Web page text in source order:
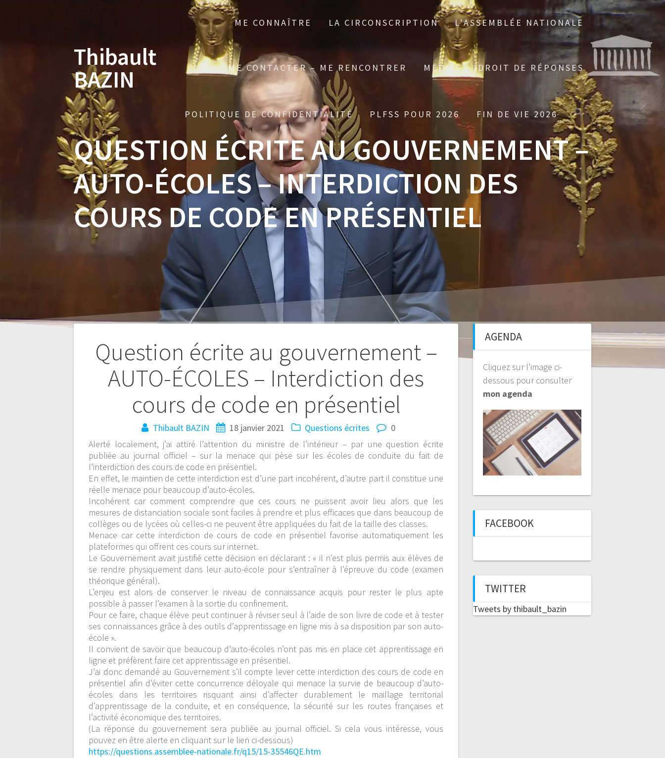
Thibault
BAZIN
ME CONNAÎTRE LA CIRCONSCRIPTION L’ASSEMBLÉE NATIONALE
ME CONTACTER – ME RENCONTRER MÉDIAS DROIT DE RÉPONSES
POLITIQUE DE CONFIDENTIALITÉ PLFSS POUR 2026 FIN DE VIE 2026
QUESTION ÉCRITE AU GOUVERNEMENT –
AUTO-ÉCOLES – INTERDICTION DES
COURS DE CODE EN PRÉSENTIEL
Question écrite au gouvernement –
AUTO-ÉCOLES – Interdiction des
cours de code en présentiel
Thibault BAZIN 18 janvier 2021 Questions écrites
0
Alerté localement, j’ai attiré l’attention du ministre de l’intérieur – par une question écrite
publiée au journal officiel – sur la menace qui pèse sur les écoles de conduite du fait de
l’interdiction des cours de code en présentiel.
En effet, le maintien de cette interdiction est d’une part incohérent, d’autre part il constitue une
réelle menace pour beaucoup d’auto-écoles.
Incohérent car comment comprendre que ces cours ne puissent avoir lieu alors que les
mesures de distanciation sociale sont faciles à prendre et plus efficaces que dans beaucoup de
collèges ou de lycées où celles-ci ne peuvent être appliquées du fait de la taille des classes.
Menace car cette interdiction de cours de code en présentiel favorise automatiquement les
plateformes qui offrent ces cours sur internet.
Le Gouvernement avait justifié cette décision en déclarant : « il n’est plus permis aux élèves de
se rendre physiquement dans leur auto-école pour s’entraîner à l’épreuve du code (examen
théorique général).
L’enjeu est alors de conserver le niveau de connaissance acquis pour rester le plus apte
possible à passer l’examen à la sortie du confinement.
Pour ce faire, chaque élève peut continuer à réviser seul à l’aide de son livre de code et à tester
ses connaissances grâce à des outils d’apprentissage en ligne mis à sa disposition par son auto-
école ».
Il convient de savoir que beaucoup d’auto-écoles n’ont pas mis en place cet apprentissage en
ligne et préfèrent faire cet apprentissage en présentiel.
J’ai donc demandé au Gouvernement s’il compte lever cette interdiction des cours de code en
présentiel afin d’éviter cette concurrence déloyale qui menace la survie de beaucoup d’auto-
écoles dans les territoires risquant ainsi d’affecter durablement le maillage territorial
d’apprentissage de la conduite, et en conséquence, la sécurité sur les routes françaises et
l’activité économique des territoires.
(La réponse du gouvernement sera publiée au journal officiel. Si cela vous intéresse, vous
pouvez en être alerte en cliquant sur le lien ci-dessous)
https://questions.assemblee-nationale.fr/q15/15-35546QE.htm
AGENDA
Cliquez sur l’image ci-
dessous pour consulter
mon agenda
FACEBOOK
TWITTER
Tweets by thibault_bazin